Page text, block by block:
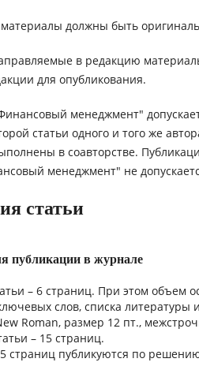
должны быть
в редакцию
для опубликования.
менеджмент"
статьи одного и того же
в соавторстве.
менеджмент" не
статьи
публикации в журнале
– 6 страниц. При этом объем
слов, списка
Roman, размер 12 пт.,
– 15 страниц.
страниц публикуются по